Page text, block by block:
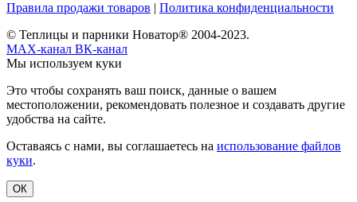
Правила продажи товаров | Политика конфиденциальности
© Теплицы и парники Новатор® 2004-2023.
MAX-канал ВК-канал
Мы используем куки
Это чтобы сохранять ваш поиск, данные о вашем
местоположении, рекомендовать полезное и создавать другие
удобства на сайте.
Оставаясь с нами, вы соглашаетесь на использование файлов
куки.
ОК